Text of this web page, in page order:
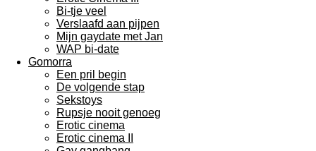
Bi-tje veel
Verslaafd aan pijpen
Mijn gaydate met Jan
WAP bi-date
Gomorra
Een pril begin
De volgende stap
Sekstoys
Rupsje nooit genoeg
Erotic cinema
Erotic cinema II